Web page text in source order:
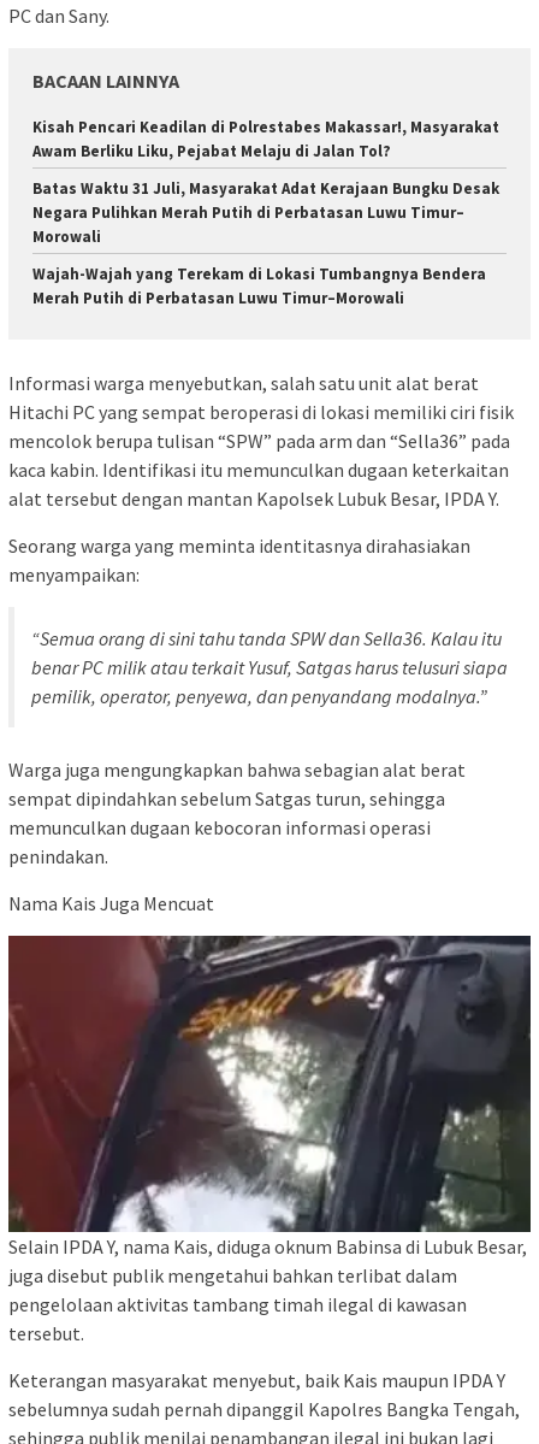
PC dan Sany.
BACAAN LAINNYA
Kisah Pencari Keadilan di Polrestabes Makassar!, Masyarakat
Awam Berliku Liku, Pejabat Melaju di Jalan Tol?
Batas Waktu 31 Juli, Masyarakat Adat Kerajaan Bungku Desak
Negara Pulihkan Merah Putih di Perbatasan Luwu Timur–
Morowali
Wajah-Wajah yang Terekam di Lokasi Tumbangnya Bendera
Merah Putih di Perbatasan Luwu Timur–Morowali
Informasi warga menyebutkan, salah satu unit alat berat
Hitachi PC yang sempat beroperasi di lokasi memiliki ciri fisik
mencolok berupa tulisan “SPW” pada arm dan “Sella36” pada
kaca kabin. Identifikasi itu memunculkan dugaan keterkaitan
alat tersebut dengan mantan Kapolsek Lubuk Besar, IPDA Y.
Seorang warga yang meminta identitasnya dirahasiakan
menyampaikan:
“Semua orang di sini tahu tanda SPW dan Sella36. Kalau itu
benar PC milik atau terkait Yusuf, Satgas harus telusuri siapa
pemilik, operator, penyewa, dan penyandang modalnya.”
Warga juga mengungkapkan bahwa sebagian alat berat
sempat dipindahkan sebelum Satgas turun, sehingga
memunculkan dugaan kebocoran informasi operasi
penindakan.
Nama Kais Juga Mencuat
Selain IPDA Y, nama Kais, diduga oknum Babinsa di Lubuk Besar,
juga disebut publik mengetahui bahkan terlibat dalam
pengelolaan aktivitas tambang timah ilegal di kawasan
tersebut.
Keterangan masyarakat menyebut, baik Kais maupun IPDA Y
sebelumnya sudah pernah dipanggil Kapolres Bangka Tengah,
sehingga publik menilai penambangan ilegal ini bukan lagi